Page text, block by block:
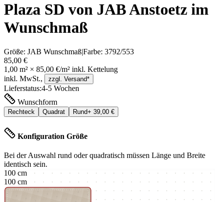
Plaza SD von JAB Anstoetz im
Wunschmaß
Größe: JAB Wunschmaß|Farbe: 3792/553
85,00 €
1,00 m² × 85,00 €/m² inkl. Kettelung
inkl. MwSt.,
zzgl. Versand*
Lieferstatus:4-5 Wochen
Wunschform
Rechteck Quadrat Rund+ 39,00 €
Konfiguration Größe
Bei der Auswahl rund oder quadratisch müssen Länge und Breite
identisch sein.
100cm
100cm